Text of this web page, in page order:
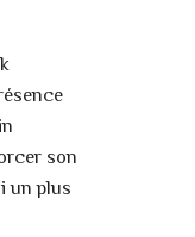
son
un plus